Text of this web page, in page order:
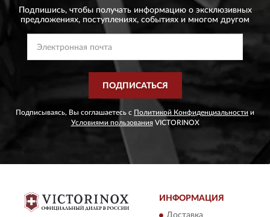
Подпишись, чтобы получать информацию о эксклюзивных
предложениях, поступлениях, событиях и многом другом
ПОДПИСАТЬСЯ
Подписываясь, Вы соглашаетесь с Политикой Конфиденциальности и
Условиями пользованияVICTORINOX
ИНФОРМАЦИЯ